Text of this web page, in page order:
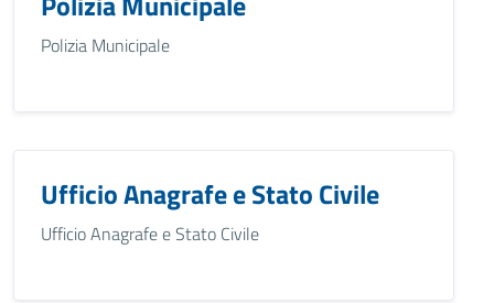
Polizia Municipale
Ufficio Anagrafe e Stato Civile
Ufficio Anagrafe e Stato Civile